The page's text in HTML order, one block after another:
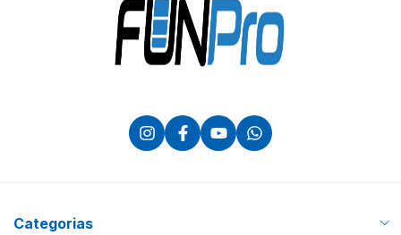
Categorias